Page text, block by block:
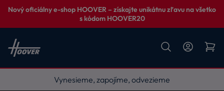
Nový oficiálny e-shop HOOVER – získajte unikátnu zľavu na všetko
s kódom HOOVER20
Vynesieme, zapojíme, odvezieme